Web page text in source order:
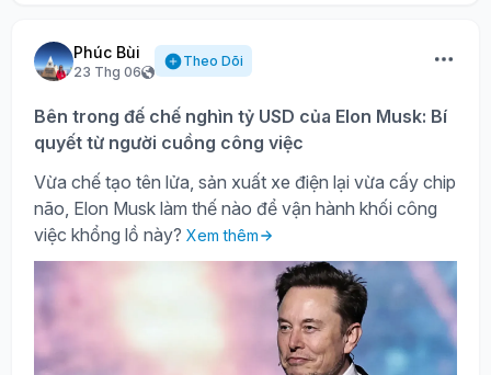
Phúc Bùi
23 Thg 06
Theo Dõi
Bên trong đế chế nghìn tỷ USD của Elon Musk: Bí
quyết từ người cuồng công việc
Vừa chế tạo tên lửa, sản xuất xe điện lại vừa cấy chip
não, Elon Musk làm thế nào để vận hành khối công
việc khổng lồ này? Xem thêm